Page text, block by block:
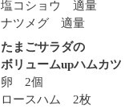
塩コショウ 適量
ナツメグ 適量
たまごサラダの
ボリュームupハムカツ
卵 2個
ロースハム 2枚